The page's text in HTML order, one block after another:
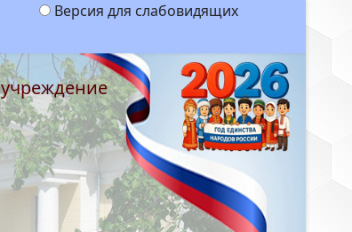
Версия для слабовидящих